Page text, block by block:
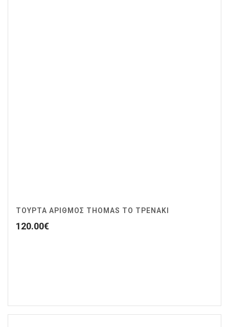
ΤΟΥΡΤΑ ΑΡΙΘΜΟΣ THOMAS ΤΟ ΤΡΕΝΑΚΙ
120.00€